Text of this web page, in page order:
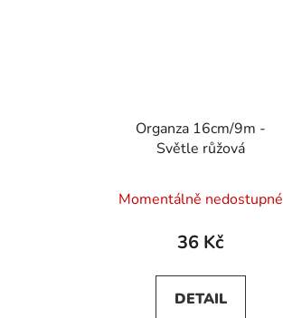
Organza 16cm/9m -
Světle růžová
hodnocení
produktu
5,0
z
Momentálně nedostupné
36 Kč
DETAIL